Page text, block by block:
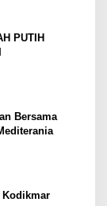
PUTIH
Bersama
Kodikmar